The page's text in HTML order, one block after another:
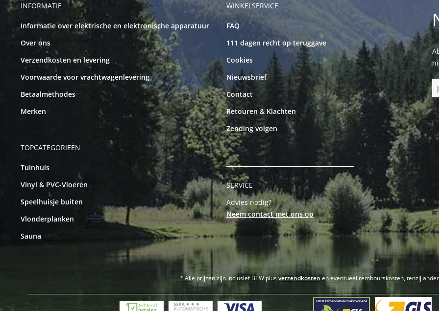
INFORMATIE
Informatie over elektrische en elektronische apparatuur
Over ons
Verzendkosten en levering
Voorwaarde voor vrachtwagenlevering
Betaalmethodes
Merken
TOPCATEGORIEËN
Tuinhuis
Vinyl & PVC-Vloeren
Speelhuisje buiten
Vlonderplanken
Sauna
WINKELSERVICE
FAQ
111 dagen recht op teruggave
Cookies
Nieuwsbrief
Contact
Retouren & Klachten
Zending volgen
SERVICE
Advies nodig?
Neem contact met ons op
* Alle prijzen zijn inclusief BTW plusverzendkosten en eventueel rembourskosten, tenzij